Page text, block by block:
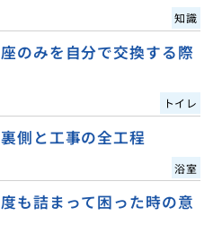
知識
のみを自分で交換する際
トイレ
側と工事の全工程
浴室
も詰まって困った時の意